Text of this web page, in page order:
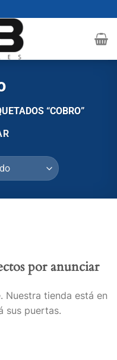
“COBRO”
por anunciar
Nuestra tienda está en
sus puertas.